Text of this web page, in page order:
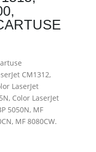
CM1312,
LaserJet
Color LaserJet
5050N, MF
MF 8080CW.